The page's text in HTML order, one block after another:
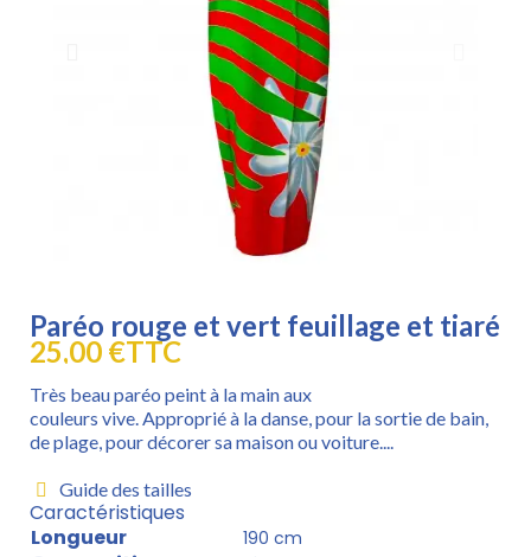
Paréo rouge et vert feuillage et tiaré
25,00 €TTC
Très beau paréo peint à la main aux
couleurs vive. Approprié à la danse, pour la sortie de bain,
de plage, pour décorer sa maison ou voiture....
Guide des tailles
Caractéristiques
Longueur
190 cm